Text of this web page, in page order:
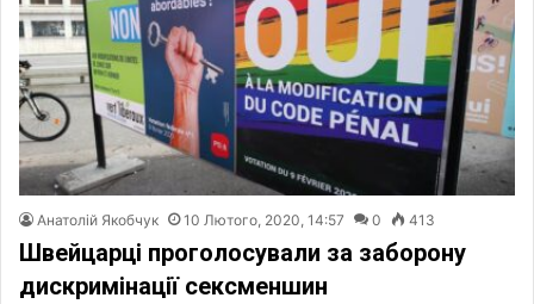
Анатолій Якобчук 10 Лютого, 2020, 14:57 0 413
Швейцарці проголосували за заборону
дискримінації сексменшин